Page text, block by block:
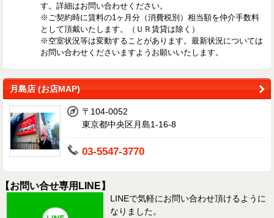
す。詳細はお問い合わせください。
※ご契約時に賃料の1ヶ月分（消費税別）相当額を仲介手数料
として頂戴いたします。（ＵＲ賃貸は除く）
※空室状況等は変動することがあります。最新状況については
お問い合わせくださいますようお願いいたします。
月島店 (お店MAP)
〒104-0052
東京都中央区月島1-16-8
03-5547-3770
【お問い合せ専用LINE】
LINEで気軽にお問い合わせ頂けるように
なりました。